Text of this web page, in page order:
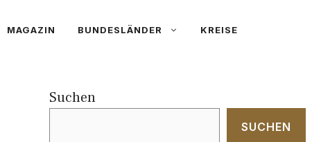
MAGAZIN BUNDESLÄNDER KREISE
Suchen
SUCHEN